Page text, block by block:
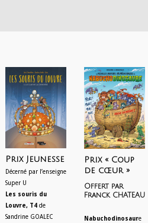
Prix Jeunesse
Décerné par l’enseigne
Super U
Les souris du
Louvre, T4de
Sandrine GOALEC
Prix « Coup
de cœur »
Offert par
Franck CHATEAU
Nabuchodinosaure